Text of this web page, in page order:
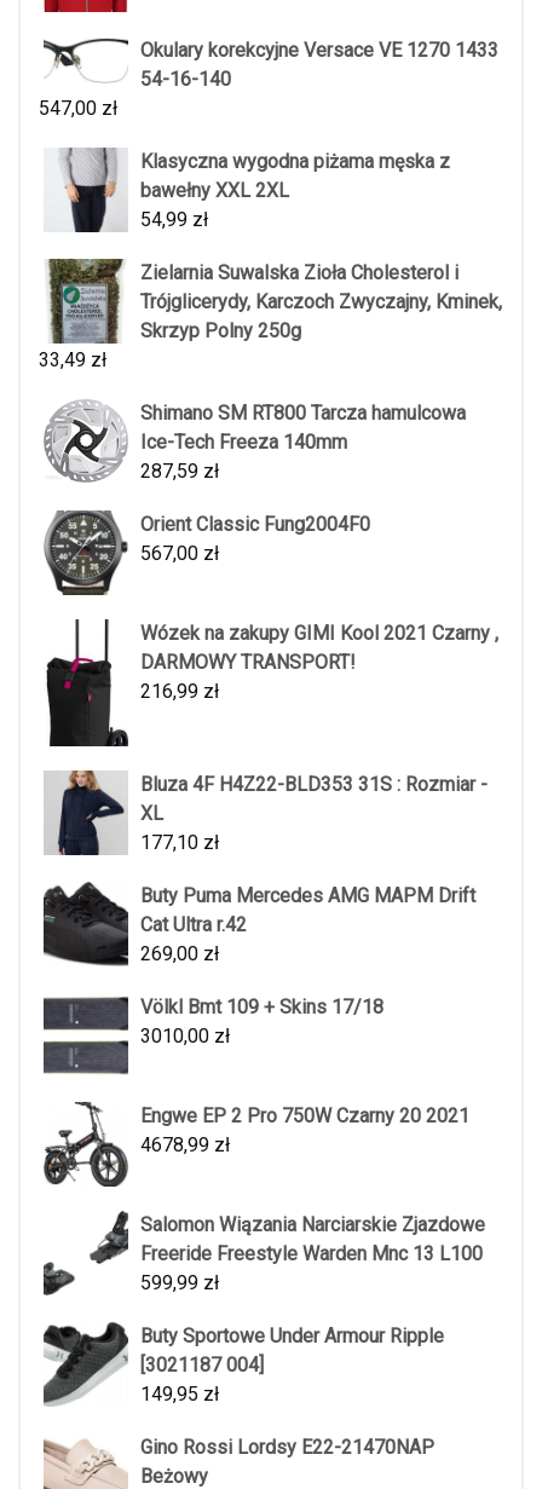
Okulary korekcyjne Versace VE 1270 1433
54-16-140
547,00 zł
Klasyczna wygodna piżama męska z
bawełny XXL 2XL
54,99 zł
Zielarnia Suwalska Zioła Cholesterol i
Trójglicerydy, Karczoch Zwyczajny, Kminek,
Skrzyp Polny 250g
33,49 zł
Shimano SM RT800 Tarcza hamulcowa
Ice-Tech Freeza 140mm
287,59 zł
Orient Classic Fung2004F0
567,00 zł
Wózek na zakupy GIMI Kool 2021 Czarny ,
DARMOWY TRANSPORT!
216,99 zł
Bluza 4F H4Z22-BLD353 31S : Rozmiar -
XL
177,10 zł
Buty Puma Mercedes AMG MAPM Drift
Cat Ultra r.42
269,00 zł
Völkl Bmt 109 + Skins 17/18
3010,00 zł
Engwe EP 2 Pro 750W Czarny 20 2021
4678,99 zł
Salomon Wiązania Narciarskie Zjazdowe
Freeride Freestyle Warden Mnc 13 L100
599,99 zł
Buty Sportowe Under Armour Ripple
[3021187 004]
149,95 zł
Gino Rossi Lordsy E22-21470NAP
Beżowy